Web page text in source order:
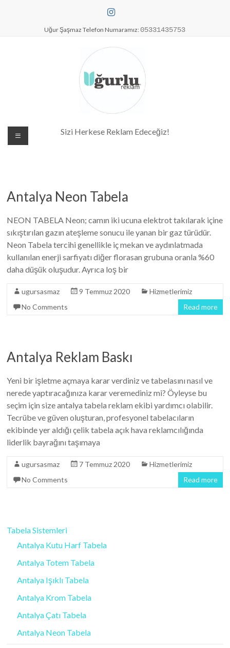
Uğur Şaşmaz Telefon Numaramız: 05331435753
Dijital Baskı Merkezi| Antalya
Reklam Baskı| Antalya Tabela
Sizi Herkese Reklam Edeceğiz!
Antalya Neon Tabela
NEON TABELA Neon; camın iki ucuna elektrot takılarak içine
sıkıştırılan gazın ateşleme sonucu ile yanan bir gaz türüdür.
Neon Tabela tercihi genellikle iç mekan ve aydınlatmada
kullanılan enerji sarfiyatı diğer florasan grubuna oranla %60
daha düşük oluşudur. Ayrıca loş bir
ugursasmaz 9 Temmuz 2020
Hizmetlerimiz
No Comments
Read more
Antalya Reklam Baskı
Yeni bir işletme açmaya karar verdiniz ve tabelasını nasıl ve
nerede yaptıracağınıza karar veremediniz mi? Öyleyse bu
seçim için size antalya tabela reklam ekibi yardımcı olabilir.
Tecrübe ve güven oluşturan, profesyonel tabelacıların
ekibinde yer aldığı çelik tabela açık hava reklamcılığında
liderlik bayrağını taşımaya
ugursasmaz 7 Temmuz 2020
Hizmetlerimiz
No Comments
Read more
Tabela Sistemleri
Antalya Kutu Harf Tabela
Antalya Totem Tabela
Antalya Işıklı Tabela
Antalya Krom Tabela
Antalya Çatı Tabela
Antalya Neon Tabela